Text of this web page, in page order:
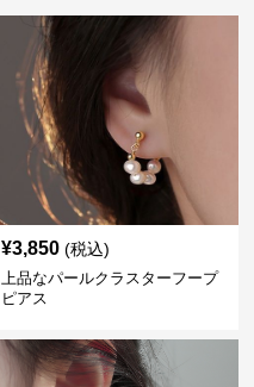
¥3,850 (税込)
上品なパールクラスターフープ
ピアス